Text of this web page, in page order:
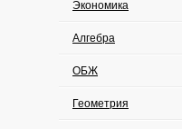
Экономика
Алгебра
ОБЖ
Геометрия